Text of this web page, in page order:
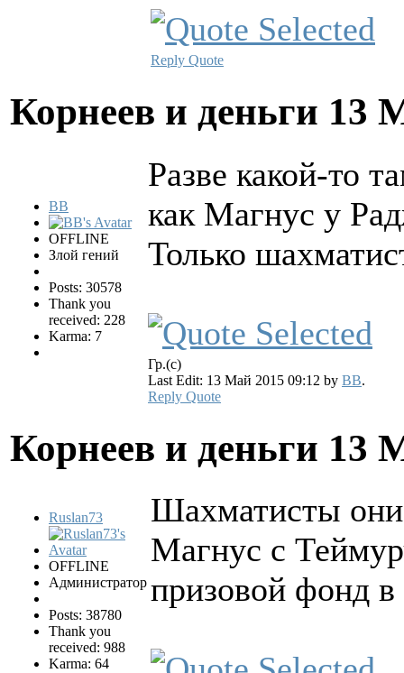
Reply Quote
Корнеев и деньги 13
BB
OFFLINE
Злой гений
Posts: 30578
Thank you
received: 228
Karma: 7
Разве какой-то
как Магнус у
Только
Гр.(с)
Last Edit: 13 Май 2015 09:12 by BB.
Reply Quote
Корнеев и деньги 13
Ruslan73
OFFLINE
Администратор
Posts: 38780
Thank you
received: 988
Karma: 64
Шахматисты
Магнус с
призовой фонд